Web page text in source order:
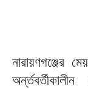
নারায়ণগঞ্জের